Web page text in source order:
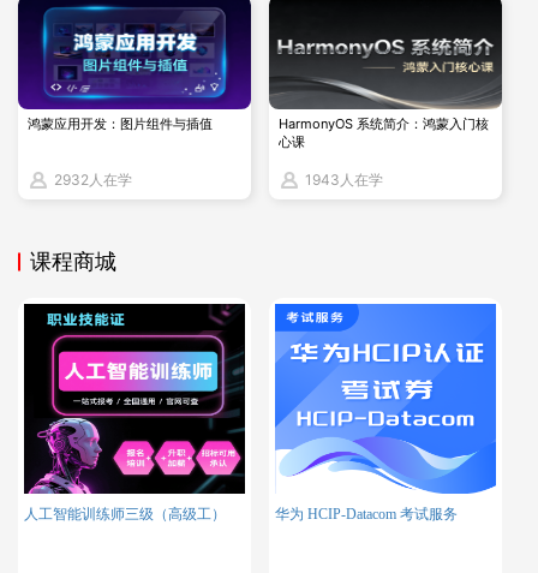
平台查看您的考试预约详情。
相关内容推荐
MySQL培训班_博睿谷·博睿慕课
鸿蒙应用开发：图片组件与插值
2932人在学
HarmonyOS 系统简介：鸿蒙入门核
心课
1943人在学
课程商城
人工智能训练师三级（高级工） 华为 HCIP-Datacom 考试服务